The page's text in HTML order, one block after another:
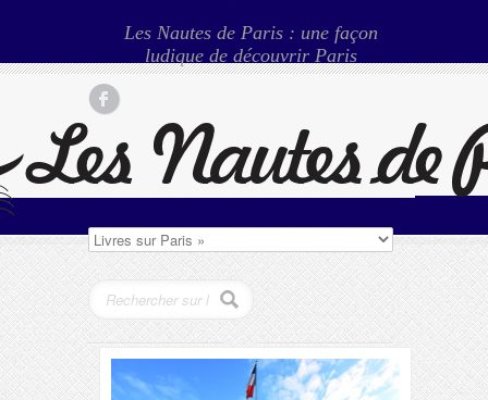
Les Nautes de Paris : une façon
ludique de découvrir Paris